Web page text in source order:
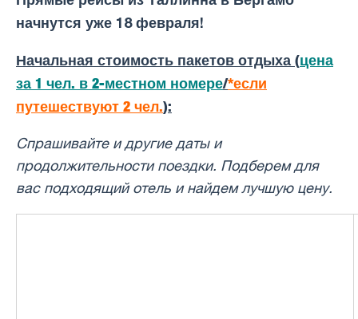
начнутся уже 18 февраля!
Начальная стоимость пакетов отдыха (цена
за 1 чел. в 2-местном номере/*если
путешествуют 2 чел.):
Спрашивайте и другие даты и ​​
продолжительности поездки. Подберем для
вас подходящий отель и найдем лучшую цену.